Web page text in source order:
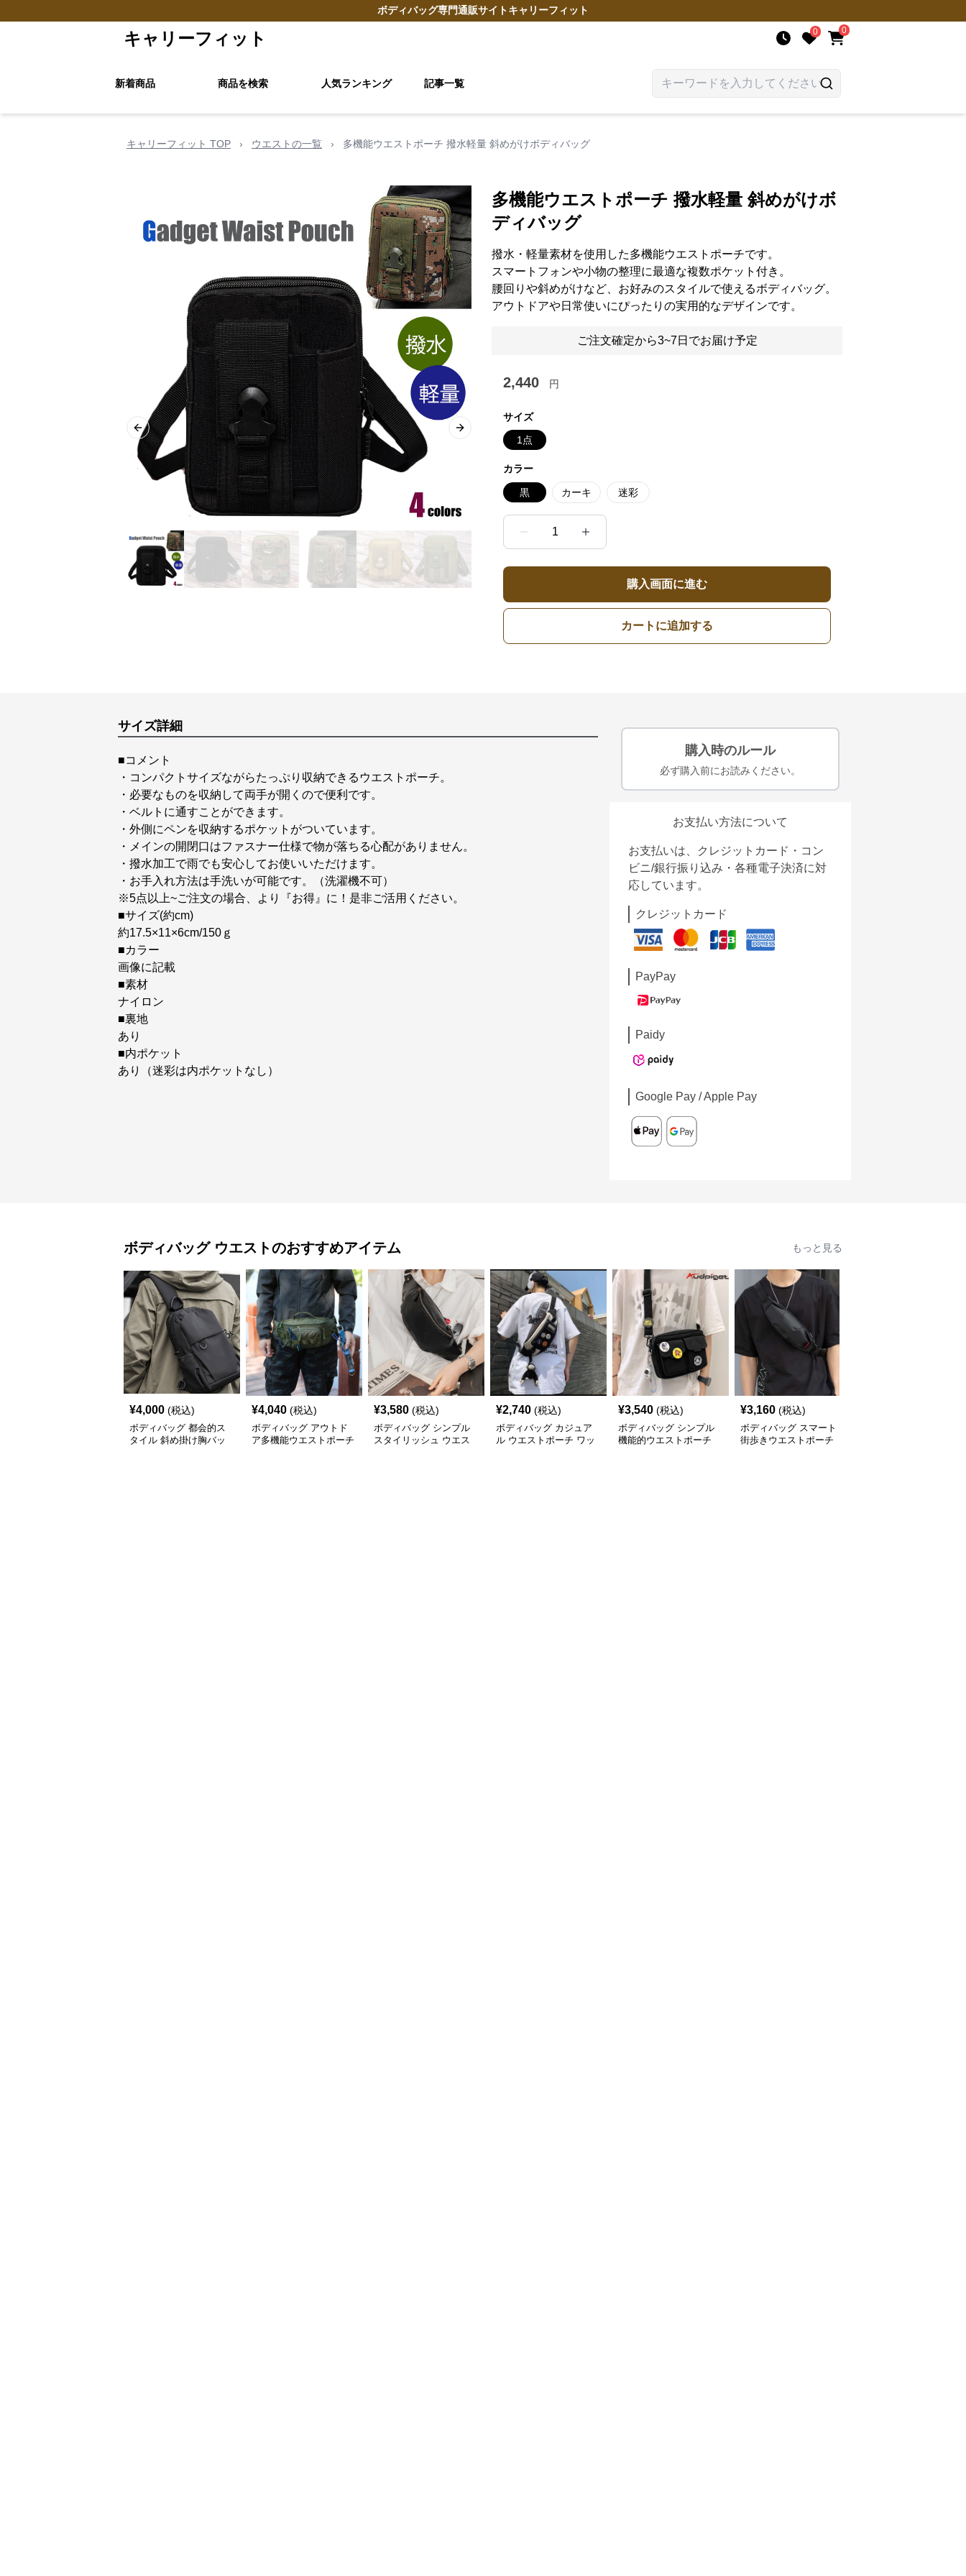
ボディバッグ専門通販サイトキャリーフィット
キャリーフィット 0 0
新着商品 商品を検索 人気ランキング 記事一覧
キャリーフィット TOP › ウエストの一覧 › 多機能ウエストポーチ 撥水軽量 斜めがけボディバッグ
Previous slide Next slide
多機能ウエストポーチ 撥水軽量 斜めがけボ
ディバッグ
撥水・軽量素材を使用した多機能ウエストポーチです。
スマートフォンや小物の整理に最適な複数ポケット付き。
腰回りや斜めがけなど、お好みのスタイルで使えるボディバッグ。
アウトドアや日常使いにぴったりの実用的なデザインです。
ご注文確定から3~7日でお届け予定
2,440 円
サイズ
1点
カラー
黒 カーキ 迷彩
1
購入画面に進む
カートに追加する
サイズ詳細
■コメント
・コンパクトサイズながらたっぷり収納できるウエストポーチ。
・必要なものを収納して両手が開くので便利です。
・ベルトに通すことができます。
・外側にペンを収納するポケットがついています。
・メインの開閉口はファスナー仕様で物が落ちる心配がありません。
・撥水加工で雨でも安心してお使いいただけます。
・お手入れ方法は手洗いが可能です。（洗濯機不可）
※5点以上~ご注文の場合、より『お得』に！是非ご活用ください。
■サイズ(約cm)
約17.5×11×6cm/150ｇ
■カラー
画像に記載
■素材
ナイロン
■裏地
あり
■内ポケット
あり（迷彩は内ポケットなし）
購入時のルール
必ず購入前にお読みください。
お支払い方法について
お支払いは、クレジットカード・コン
ビニ/銀行振り込み・各種電子決済に対
応しています。
クレジットカード
PayPay
Paidy
Google Pay / Apple Pay
ボディバッグ ウエストのおすすめアイテム もっと見る
¥4,000 (税込)
ボディバッグ 都会的ス
タイル 斜め掛け胸バッ
¥4,040 (税込)
ボディバッグ アウトド
ア多機能ウエストポーチ
¥3,580 (税込)
ボディバッグ シンプル
スタイリッシュ ウエス
¥2,740 (税込)
ボディバッグ カジュア
ル ウエストポーチ ワッ
¥3,540 (税込)
ボディバッグ シンプル
機能的ウエストポーチ
¥3,160 (税込)
ボディバッグ スマート
街歩きウエストポーチ